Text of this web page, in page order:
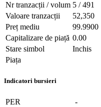
Nr tranzacții / volum 5 / 491
Valoare tranzacții
52,350
Preț mediu
99.9900
Capitalizare de piață 0.00
Stare simbol
Inchis
Piața
Indicatori bursieri
PER
-